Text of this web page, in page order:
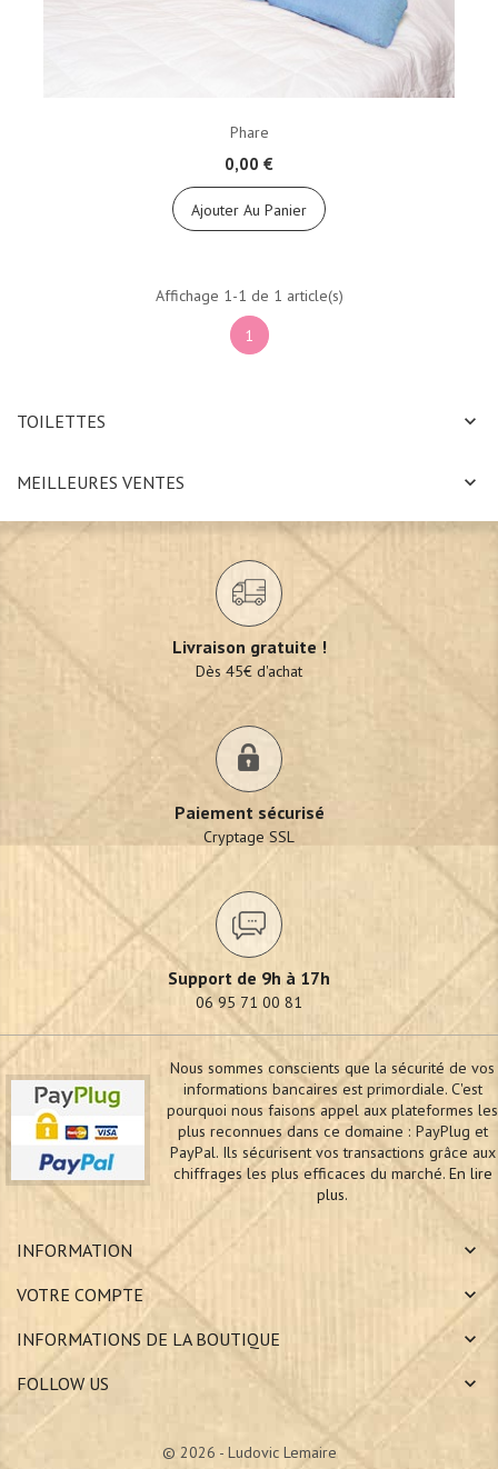
Phare
0,00 €
Ajouter Au Panier
Affichage 1-1 de 1 article(s)
1
TOILETTES
MEILLEURES VENTES
Livraison gratuite !
Dès 45€ d'achat
Paiement sécurisé
Cryptage SSL
Support de 9h à 17h
06 95 71 00 81
Nous sommes conscients que la sécurité de vos
informations bancaires est primordiale. C'est
pourquoi nous faisons appel aux plateformes les
plus reconnues dans ce domaine : PayPlug et
PayPal. Ils sécurisent vos transactions grâce aux
chiffrages les plus efficaces du marché. En lire
plus.
INFORMATION
VOTRE COMPTE
INFORMATIONS DE LA BOUTIQUE
FOLLOW US
© 2026 - Ludovic Lemaire